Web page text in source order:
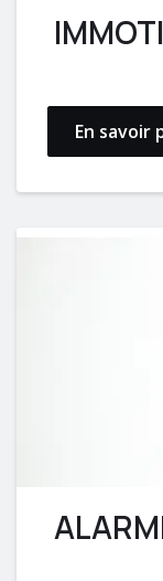
En savoir